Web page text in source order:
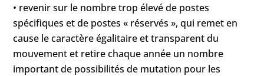
• revenir sur le nombre trop élevé de postes
spécifiques et de postes « réservés », qui remet en
cause le caractère égalitaire et transparent du
mouvement et retire chaque année un nombre
important de possibilités de mutation pour les